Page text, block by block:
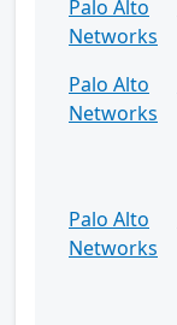
Palo Alto
Networks
Palo Alto
Networks
Palo Alto
Networks